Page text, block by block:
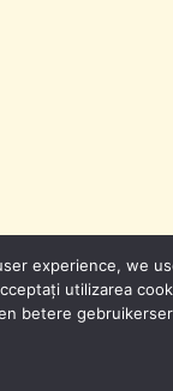
experience, we
utilizarea
betere